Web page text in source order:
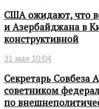
США ожидают, что
и Азербайджана в
конструктивной
31 мая 10:04
Секретарь Совбеза
советником
по